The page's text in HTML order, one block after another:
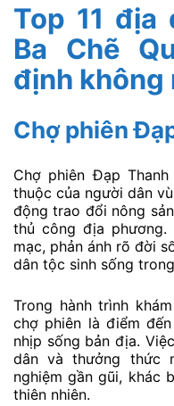
Top 11
Ba Chẽ
định không
Chợ phiên
Chợ phiên Đạp
thuộc của người dân
động trao đổi nông
thủ công địa phương.
mạc, phản ánh rõ đời
dân tộc sinh sống
Trong hành trình
chợ phiên là điểm
nhịp sống bản địa.
dân và thưởng thức
nghiệm gần gũi, khác
thiên nhiên.